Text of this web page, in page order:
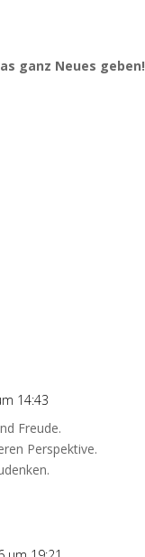
ganz Neues geben!
14:43
Freude.
Perspektive.